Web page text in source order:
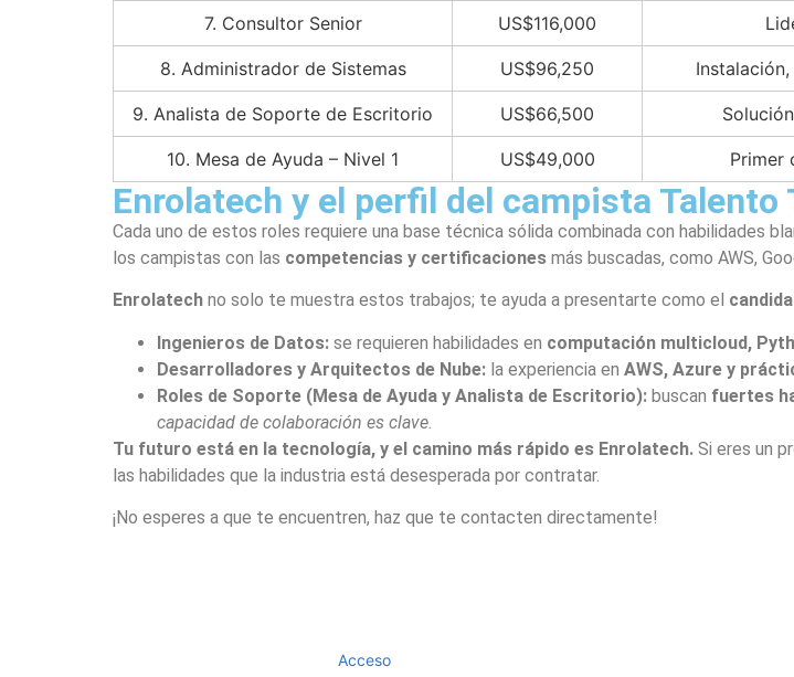
7. Consultor Senior US$116,000
8. Administrador de Sistemas US$96,250
9. Analista de Soporte de Escritorio US$66,500
10. Mesa de Ayuda – Nivel 1 US$49,000 Primer
Enrolatech y el perfil del campista Talento
Cada uno de estos roles requiere una base técnica sólida combinada con habilidades
los campistas con las competencias y certificaciones más buscadas, como AWS,
Enrolatech no solo te muestra estos trabajos; te ayuda a presentarte como el
Ingenieros de Datos: se requieren habilidades en computación multicloud,
Desarrolladores y Arquitectos de Nube: la experiencia en AWS, Azure y
Roles de Soporte (Mesa de Ayuda y Analista de Escritorio): buscan fuertes
capacidad de colaboración es clave.
Tu futuro está en la tecnología, y el camino más rápido es Enrolatech. Si eres un
las habilidades que la industria está desesperada por contratar.
¡No esperes a que te encuentren, haz que te contacten directamente!
Acceso